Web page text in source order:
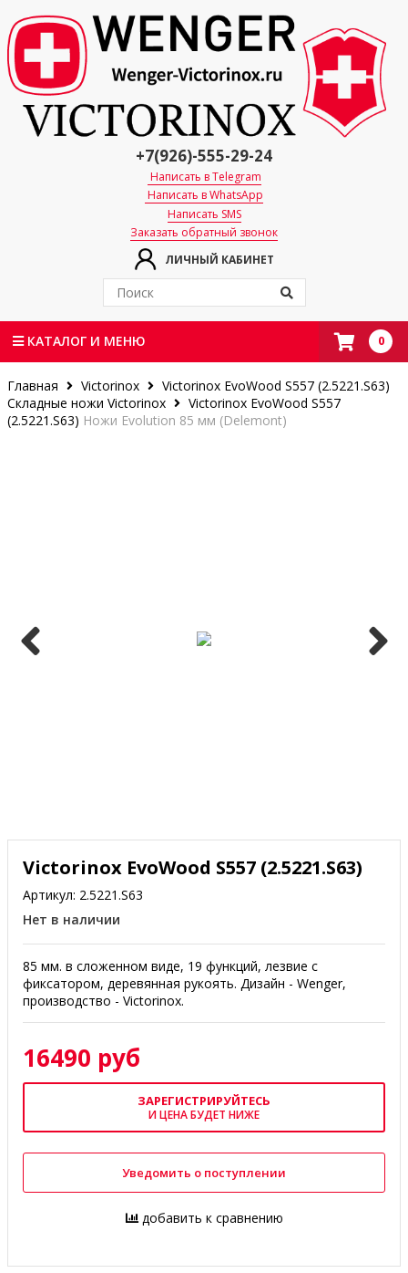
ЛИЧНЫЙ КАБИНЕТ
+7(926)-555-29-24
Написать в Telegram
Написать в WhatsApp
Написать SMS
Заказать обратный звонок
КАТАЛОГ И МЕНЮ 0
Главная Victorinox
Victorinox EvoWood S557 (2.5221.S63)
Складные ножи Victorinox
Victorinox EvoWood S557
(2.5221.S63) Ножи Evolution 85 мм (Delemont)
Victorinox EvoWood S557 (2.5221.S63)
Артикул: 2.5221.S63
Нет в наличии
85 мм. в сложенном виде, 19 функций, лезвие с
фиксатором, деревянная рукоять. Дизайн - Wenger,
производство - Victorinox.
16490 руб
ЗАРЕГИСТРИРУЙТЕСЬ
И ЦЕНА БУДЕТ НИЖЕ
Уведомить о поступлении
добавить к сравнению